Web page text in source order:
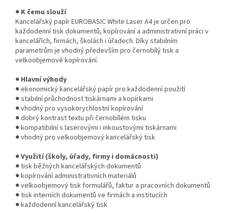
● K čemu slouží
Kancelářský papír EUROBASIC White Laser A4 je určen pro
každodenní tisk dokumentů, kopírování a administrativní práci v
kancelářích, firmách, školách i úřadech. Díky stabilním
parametrům je vhodný především pro černobílý tisk a
velkoobjemové kopírování.
● Hlavní výhody
● ekonomický kancelářský papír pro každodenní použití
● stabilní průchodnost tiskárnami a kopírkami
● vhodný pro vysokorychlostní kopírování
● dobrý kontrast textu při černobílém tisku
● kompatibilní s laserovými i inkoustovými tiskárnami
● vhodný pro velkoobjemový kancelářský tisk
●Využití (školy, úřady, firmy i domácnosti)
● tisk běžných kancelářských dokumentů
● kopírování administrativních materiálů
● velkoobjemový tisk formulářů, faktur a pracovních dokumentů
● tisk interních dokumentů ve firmách a institucích
● každodenní kancelářský tisk